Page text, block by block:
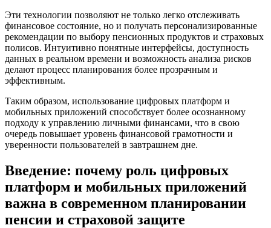
Эти технологии позволяют не только легко отслеживать
финансовое состояние, но и получать персонализированные
рекомендации по выбору пенсионных продуктов и страховых
полисов. Интуитивно понятные интерфейсы, доступность
данных в реальном времени и возможность анализа рисков
делают процесс планирования более прозрачным и
эффективным.
Таким образом, использование цифровых платформ и
мобильных приложений способствует более осознанному
подходу к управлению личными финансами, что в свою
очередь повышает уровень финансовой грамотности и
уверенности пользователей в завтрашнем дне.
Введение: почему роль цифровых
платформ и мобильных приложений
важна в современном планировании
пенсии и страховой защите